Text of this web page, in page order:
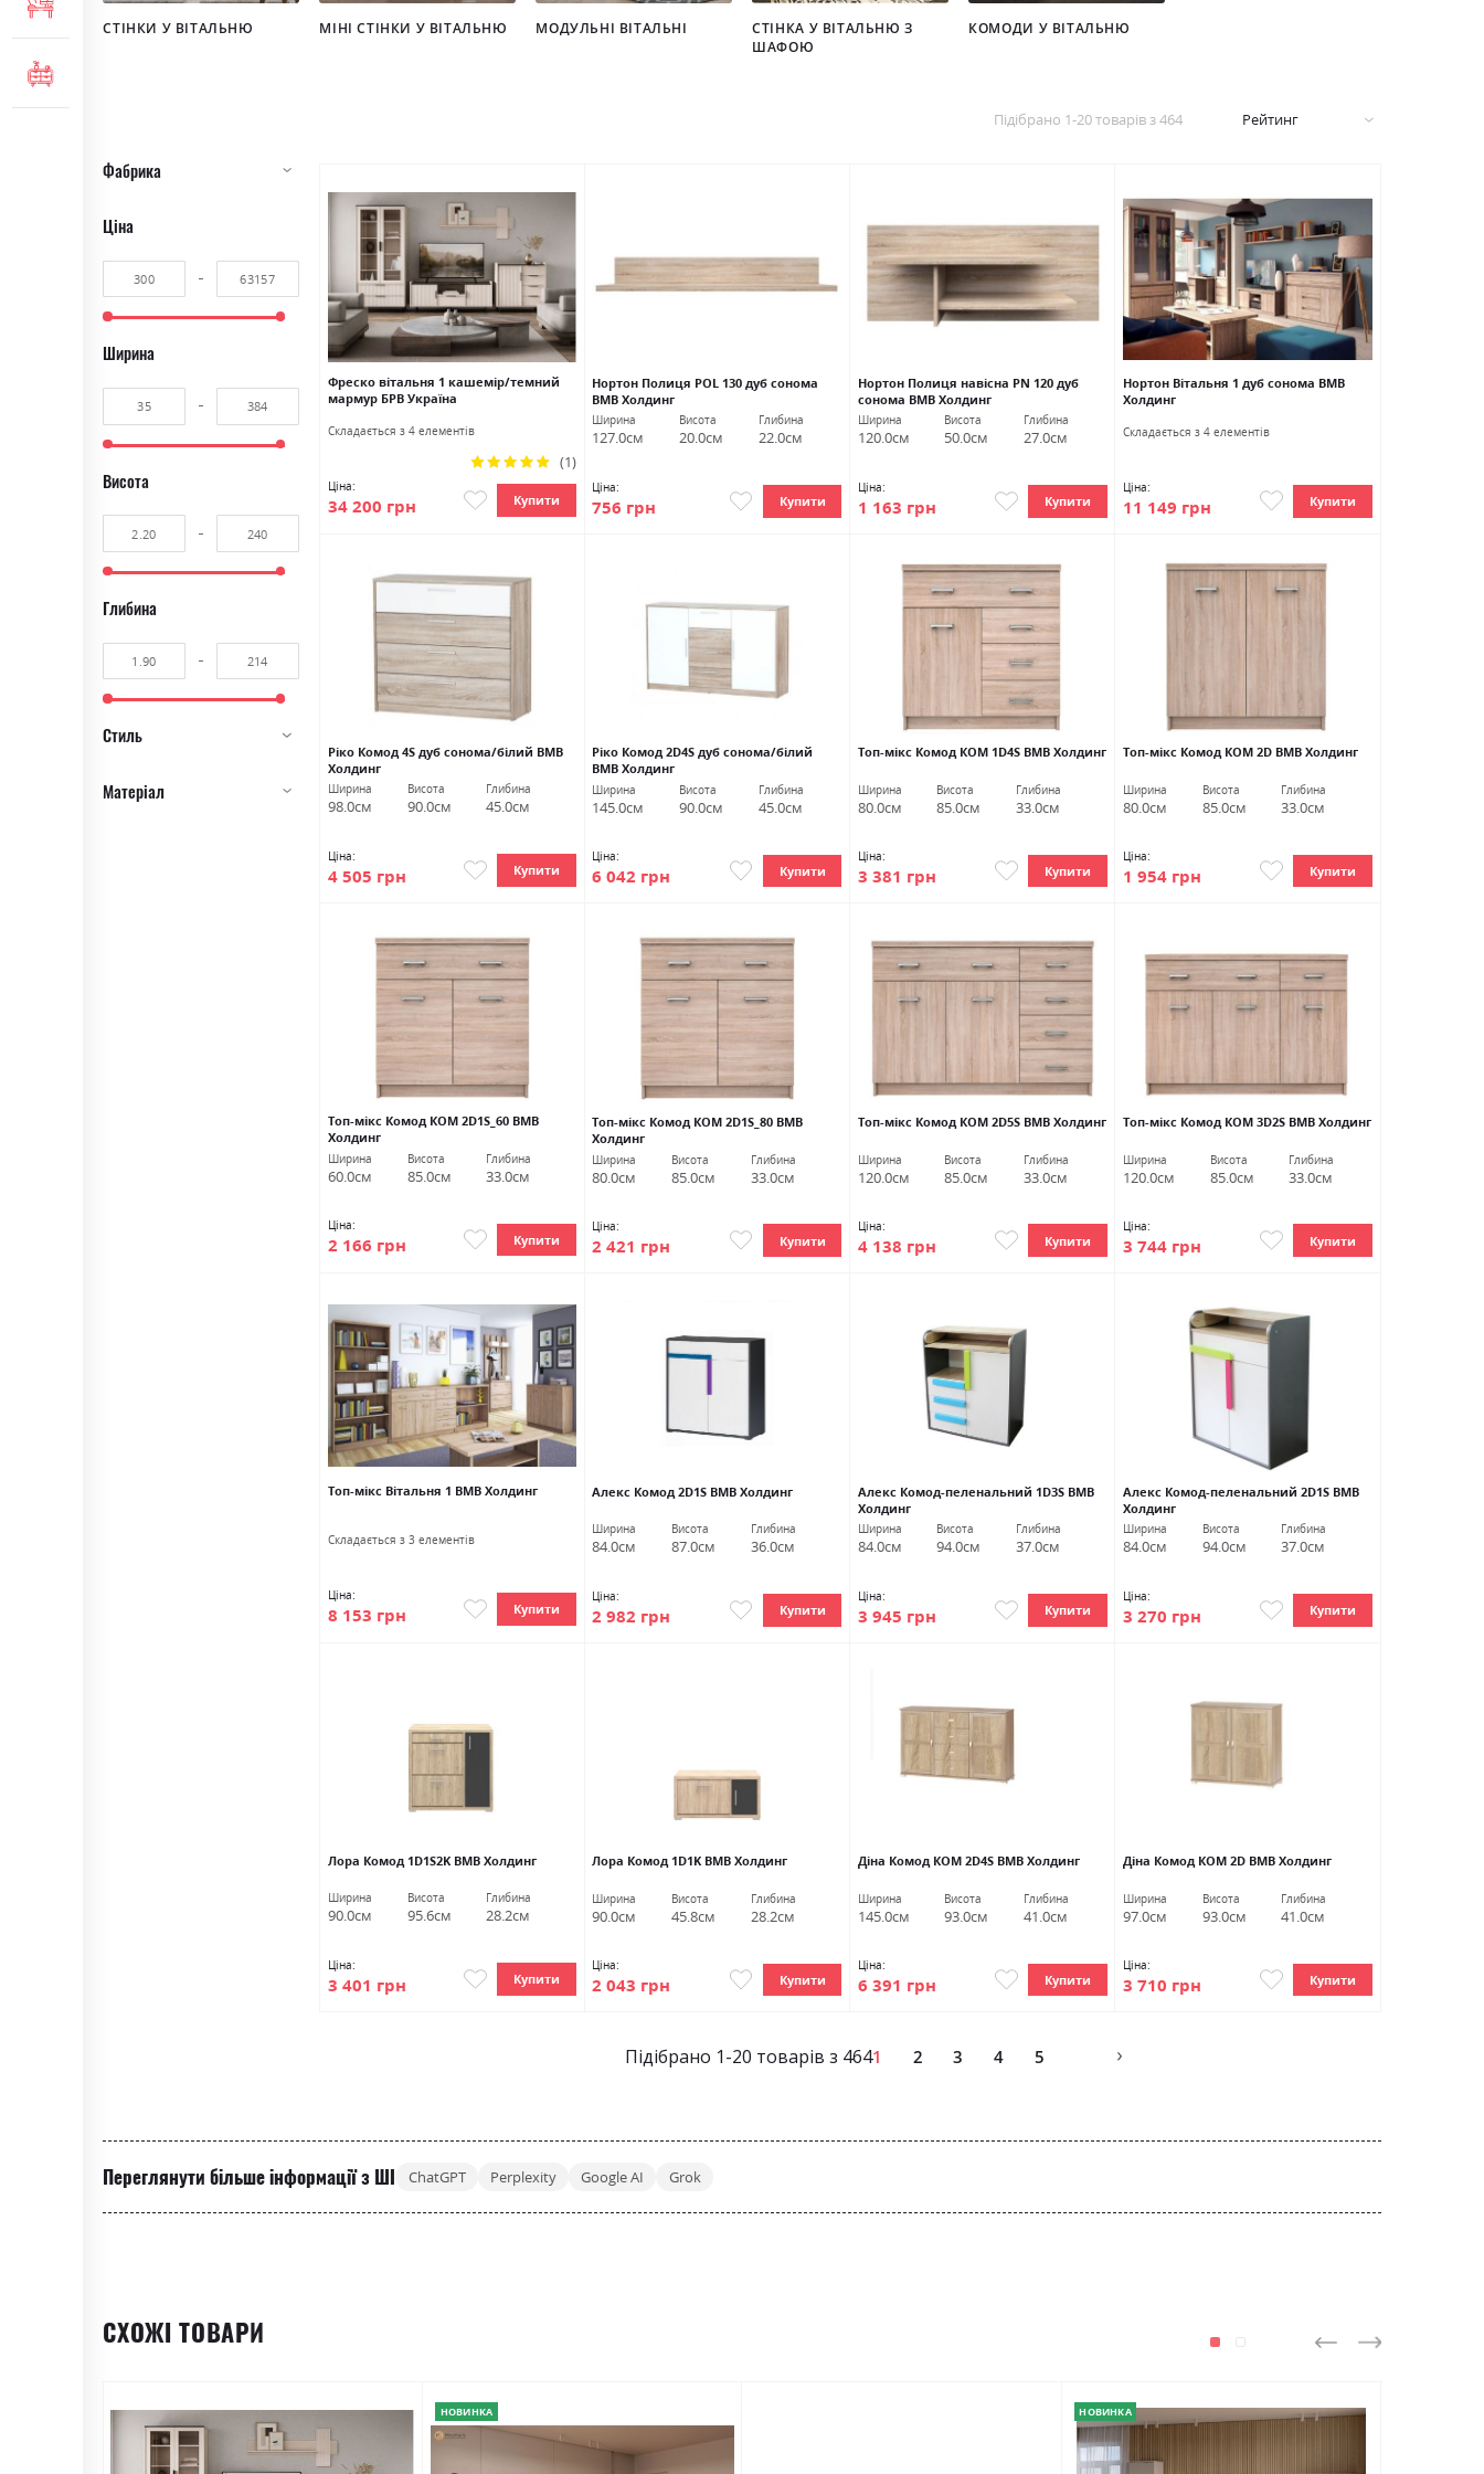
МЕБЛІ ДЛЯ ОФІСУ
СТІНКИ У ВІТАЛЬНЮ МІНІ СТІНКИ У ВІТАЛЬНЮ МОДУЛЬНІ ВІТАЛЬНІ
СТІНКА У ВІТАЛЬНЮ З
ШАФОЮ
КОМОДИ У ВІТАЛЬНЮ
Підібрано 1-20товарів з464 Рейтинг
Фреско вітальня 1 кашемір/темний
мармур БРВ Україна
Cкладається з 4 елементів
Ціна:
34 200 грн
Рейтинг: (1)
Купити
Нортон Полиця POL 130 дуб сонома
ВМВ Холдинг
Ширина
127.0см
Висота
20.0см
Глибина
22.0см
Ціна:
756 грн Купити
Нортон Полиця навісна PN 120 дуб
сонома ВМВ Холдинг
Ширина
120.0см
Висота
50.0см
Глибина
27.0см
Ціна:
1 163 грн Купити
Нортон Вітальня 1 дуб сонома ВМВ
Холдинг
Cкладається з 4 елементів
Ціна:
11 149 грн Купити
Ріко Комод 4S дуб сонома/білий ВМВ
Холдинг
Ширина
98.0см
Висота
90.0см
Глибина
45.0см
Ціна:
4 505 грн Купити
Ріко Комод 2D4S дуб сонома/білий
ВМВ Холдинг
Ширина
145.0см
Висота
90.0см
Глибина
45.0см
Ціна:
6 042 грн Купити
Топ-мікс Комод КОМ 1D4S ВМВ Холдинг
Ширина
80.0см
Висота
85.0см
Глибина
33.0см
Ціна:
3 381 грн Купити
Топ-мікс Комод КОМ 2D ВМВ Холдинг
Ширина
80.0см
Висота
85.0см
Глибина
33.0см
Ціна:
1 954 грн Купити
Топ-мікс Комод КОМ 2D1S_60 ВМВ
Холдинг
Ширина
60.0см
Висота
85.0см
Глибина
33.0см
Ціна:
2 166 грн Купити
Топ-мікс Комод КОМ 2D1S_80 ВМВ
Холдинг
Ширина
80.0см
Висота
85.0см
Глибина
33.0см
Ціна:
2 421 грн Купити
Топ-мікс Комод КОМ 2D5S ВМВ Холдинг
Ширина
120.0см
Висота
85.0см
Глибина
33.0см
Ціна:
4 138 грн Купити
Топ-мікс Комод КОМ 3D2S ВМВ Холдинг
Ширина
120.0см
Висота
85.0см
Глибина
33.0см
Ціна:
3 744 грн Купити
Топ-мікс Вітальня 1 ВМВ Холдинг
Cкладається з 3 елементів
Ціна:
8 153 грн Купити
Алекс Комод 2D1S ВМВ Холдинг
Ширина
84.0см
Висота
87.0см
Глибина
36.0см
Ціна:
2 982 грн Купити
Алекс Комод-пеленальний 1D3S ВМВ
Холдинг
Ширина
84.0см
Висота
94.0см
Глибина
37.0см
Ціна:
3 945 грн Купити
Алекс Комод-пеленальний 2D1S ВМВ
Холдинг
Ширина
84.0см
Висота
94.0см
Глибина
37.0см
Ціна:
3 270 грн Купити
Лора Комод 1D1S2K ВМВ Холдинг
Ширина
90.0см
Висота
95.6см
Глибина
28.2см
Ціна:
3 401 грн Купити
Лора Комод 1D1K ВМВ Холдинг
Ширина
90.0см
Висота
45.8см
Глибина
28.2см
Ціна:
2 043 грн Купити
Діна Комод КОМ 2D4S ВМВ Холдинг
Ширина
145.0см
Висота
93.0см
Глибина
41.0см
Ціна:
6 391 грн Купити
Діна Комод КОМ 2D ВМВ Холдинг
Ширина
97.0см
Висота
93.0см
Глибина
41.0см
Ціна:
3 710 грн Купити
Підібрано 1-20 товарів з 464 Page
1 2 3 4 5
Фабрика
Ціна
Ширина
Висота
Глибина
Стиль
Матеріал
Переглянути більше інформації з ШІ ChatGPT Perplexity Google AI Grok
СХОЖІ ТОВАРИ
НОВИНКА НОВИНКА